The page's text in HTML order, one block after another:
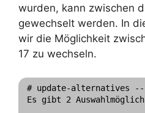
wurden, kann zwischen
gewechselt werden. In
wir die Möglichkeit
17 zu wechseln.
# update-alternatives
Es gibt 2